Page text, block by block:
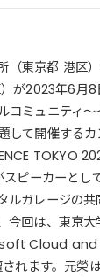
東京都 港区
が2023年6月
コミュニティ
して開催する
TOKYO
ピーカーとし
ルガレージの
今回は、東京
Cloud and
れます。元榮